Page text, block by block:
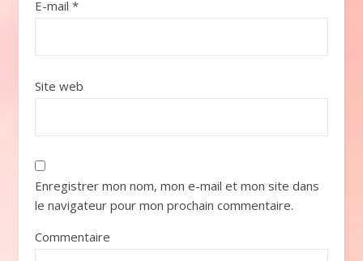
E-mail *
Site web
Enregistrer mon nom, mon e-mail et mon site dans
le navigateur pour mon prochain commentaire.
Commentaire